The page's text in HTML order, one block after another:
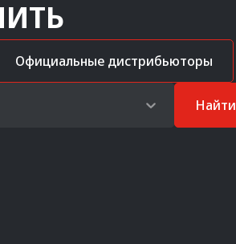
Официальные дистрибьюторы
Найти